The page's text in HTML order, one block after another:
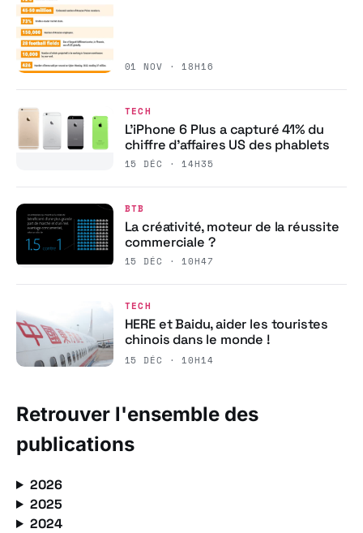
01 NOV · 18H16
TECH
L’iPhone 6 Plus a capturé 41% du
chiffre d’affaires US des phablets
15 DÉC · 14H35
BTB
La créativité, moteur de la réussite
commerciale ?
15 DÉC · 10H47
TECH
HERE et Baidu, aider les touristes
chinois dans le monde !
15 DÉC · 10H14
Retrouver l'ensemble des
publications
2026
2025
2024